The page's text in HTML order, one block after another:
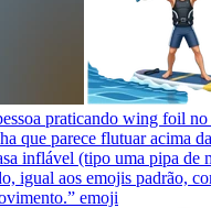
praticando wing foil no
que parece flutuar acima
inflável (tipo uma pipa de
igual aos emojis padrão,
emoji